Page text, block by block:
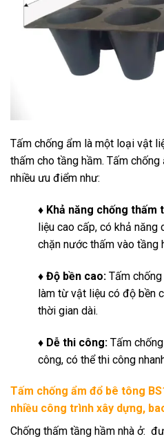
Tấm chống ẩm là một loại vật
thấm cho tầng hầm. Tấm
nhiều ưu điểm như:
♦ Khả năng chống thấm
liệu cao cấp, có khả năng
chặn nước thấm vào tầng
♦ Độ bền cao: Tấm
làm từ vật liệu có độ bền
thời gian dài.
♦ Dễ thi công: Tấm
công, có thể thi công
Tấm chống ẩm đổ bê tông
nhiều công trình xây dựng,
Chống thấm tầng hầm nhà ở: